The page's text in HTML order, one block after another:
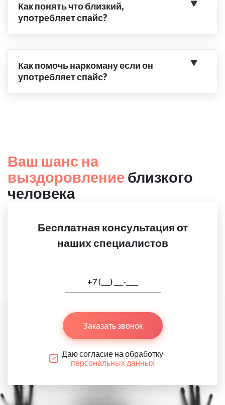
Как понять что близкий,
употребляет спайс?
Как помочь наркоману если он
употребляет спайс?
Ваш шанс на
выздоровление близкого
человека
Бесплатная консультация от
наших специалистов
Заказать звонок
Даю согласие на обработку
персональных данных